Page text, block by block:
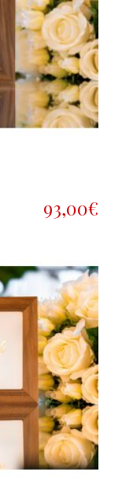
93,00€